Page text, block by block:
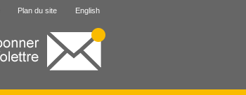
Plan du site English